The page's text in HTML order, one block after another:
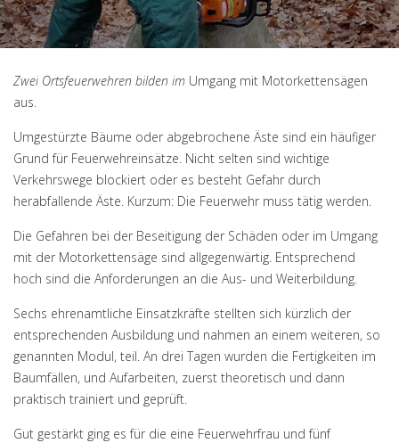
Zwei Ortsfeuerwehren bilden im Umgang mit Motorkettensägen
aus.
Umgestürzte Bäume oder abgebrochene Äste sind ein häufiger
Grund für Feuerwehreinsätze. Nicht selten sind wichtige
Verkehrswege blockiert oder es besteht Gefahr durch
herabfallende Äste. Kurzum: Die Feuerwehr muss tätig werden.
Die Gefahren bei der Beseitigung der Schäden oder im Umgang
mit der Motorkettensäge sind allgegenwärtig. Entsprechend
hoch sind die Anforderungen an die Aus- und Weiterbildung.
Sechs ehrenamtliche Einsatzkräfte stellten sich kürzlich der
entsprechenden Ausbildung und nahmen an einem weiteren, so
genannten Modul, teil. An drei Tagen wurden die Fertigkeiten im
Baumfällen, und Aufarbeiten, zuerst theoretisch und dann
praktisch trainiert und geprüft.
Gut gestärkt ging es für die eine Feuerwehrfrau und fünf